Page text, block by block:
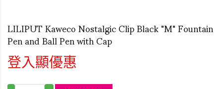
LILIPUT Kaweco Nostalgic Clip Black "M" Fountain
Pen and Ball Pen with Cap
登入顯優惠